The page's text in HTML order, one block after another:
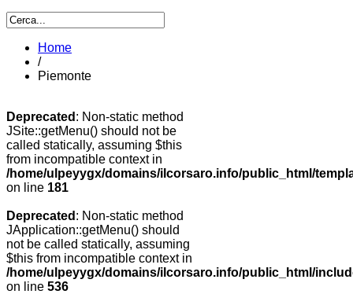
Home
/
Piemonte
Deprecated : Non-static method
JSite::getMenu() should not be
called statically, assuming $this
from incompatible context in
/home/ulpeyygx/domains/ilcorsaro.info/public_html/
on line 181
Deprecated : Non-static method
JApplication::getMenu() should
not be called statically, assuming
$this from incompatible context in
/home/ulpeyygx/domains/ilcorsaro.info/public_html/
on line 536